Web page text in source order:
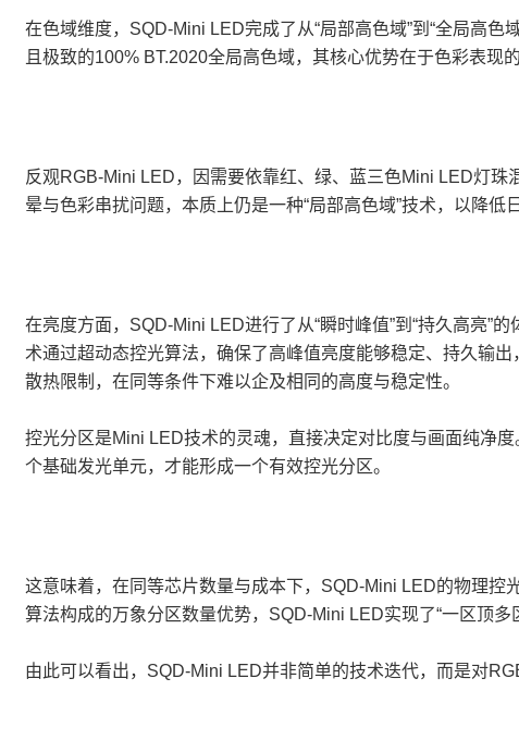
在色域维度，SQD-Mini LED完成了从“局部高色域”到“全局高
且极致的100% BT.2020全局高色域，其核心优势在于色彩表
反观RGB-Mini LED，因需要依靠红、绿、蓝三色Mini LED灯
晕与色彩串扰问题，本质上仍是一种“局部高色域”技术，以降低
在亮度方面，SQD-Mini LED进行了从“瞬时峰值”到“持久高亮”
术通过超动态控光算法，确保了高峰值亮度能够稳定、持久输
散热限制，在同等条件下难以企及相同的高度与稳定性。
控光分区是Mini LED技术的灵魂，直接决定对比度与画面纯净
个基础发光单元，才能形成一个有效控光分区。
这意味着，在同等芯片数量与成本下，SQD-Mini LED的物理
算法构成的万象分区数量优势，SQD-Mini LED实现了“一区顶多
由此可以看出，SQD-Mini LED并非简单的技术迭代，而是对